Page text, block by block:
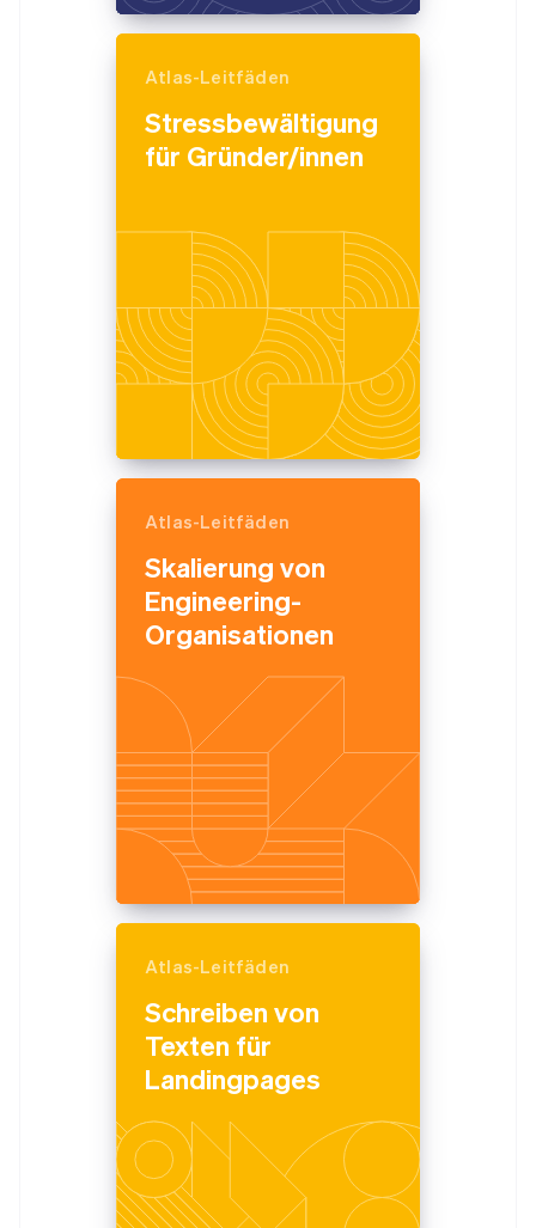
Atlas-Leitfäden
Stressbewältigung
für Gründer/innen
Atlas-Leitfäden
Skalierung von
Engineering-
Organisationen
Atlas-Leitfäden
Schreiben von
Texten für
Landingpages